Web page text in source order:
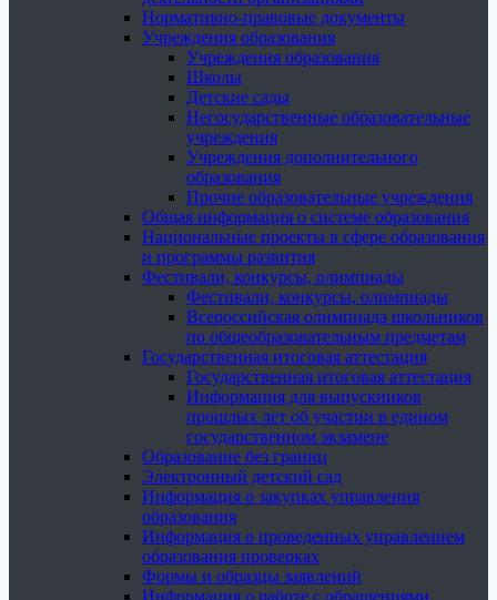
Нормативно-правовые документы
Учреждения образования
Учреждения образования
Школы
Детские сады
Негосударственные образовательные
учреждения
Учреждения дополнительного
образования
Прочие образовательные учреждения
Общая информация о системе образования
Национальные проекты в сфере образования
и программы развития
Фестивали, конкурсы, олимпиады
Фестивали, конкурсы, олимпиады
Всероссийская олимпиада школьников
по общеобразовательным предметам
Государственная итоговая аттестация
Государственная итоговая аттестация
Информация для выпускников
прошлых лет об участии в едином
государственном экзамене
Образование без границ
Электронный детский сад
Информация о закупках управления
образования
Информация о проведенных управлением
образования проверках
Формы и образцы заявлений
Информация о работе с обращениями